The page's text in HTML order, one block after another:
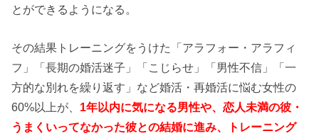
とができるようになる。
その結果トレーニングをうけた「アラフォー・アラフィ
フ」「長期の婚活迷子」「こじらせ」「男性不信」「一
方的な別れを繰り返す」など婚活・再婚活に悩む女性の
60%以上が、 1年以内に気になる男性や、恋人未満の彼・
うまくいってなかった彼との結婚に進み、トレーニング